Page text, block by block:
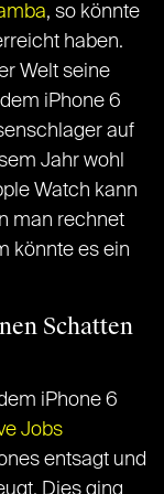
, so könnte
haben.
Welt seine
iPhone 6
auf
Jahr wohl
Watch kann
man rechnet
könnte es ein
Schatten
iPhone 6
Jobs
entsagt und
Dies ging